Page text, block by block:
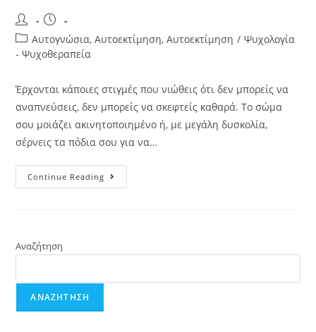
Αυτογνώσια, Αυτοεκτίμηση, Αυτοεκτίμηση / Ψυχολογία
- Ψυχοθεραπεία
Έρχονται κάποιες στιγμές που νιώθεις ότι δεν μπορείς να
αναπνεύσεις, δεν μπορείς να σκεφτείς καθαρά. Το σώμα
σου μοιάζει ακινητοποιημένο ή, με μεγάλη δυσκολία,
σέρνεις τα πόδια σου για να…
Continue Reading
Αναζήτηση
ΑΝΑΖΉΤΗΣΗ